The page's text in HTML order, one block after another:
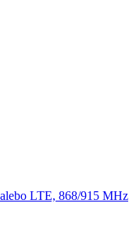
LTE, 868/915 MHz